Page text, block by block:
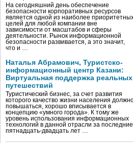
На сегодняшний день обеспечение
безопасности корпоративных ресурсов
является одной из наиболее
целей для любой компании вне
зависимости от масштабов и сферы
деятельности. Рынок информационной
безопасности развивается, а это значит,
что и …
Наталья Абрамович, Туристско-
информационный центр Казани:
Виртуальная поддержка реальных
путешествий
Туристический бизнес, за счет развития
которого качество жизни населения
повышаться, хорошо вписывается в
концепцию «умного города». К тому же
уровень использования информационных
технологий в данной отрасли за последние
пятнадцать-двадцать лет …